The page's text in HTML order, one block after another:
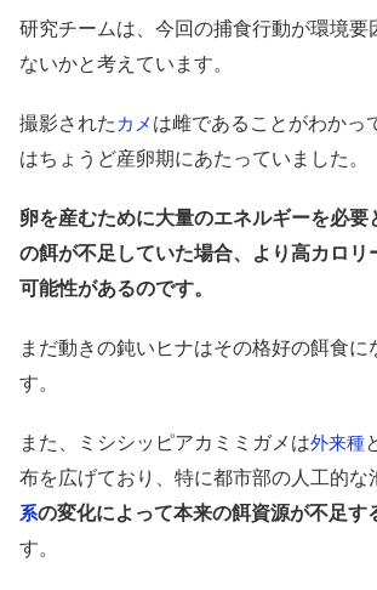
研究チームは、今回の捕食行動が環境要
ないかと考えています。
撮影された カメ は雌であることがわかっ
はちょうど産卵期にあたっていました。
卵を産むために大量のエネルギーを必要
の餌が不足していた場合、より高カロリ
可能性があるのです。
まだ動きの鈍いヒナはその格好の餌食に
す。
また、ミシシッピアカミミガメは外来種
布を広げており、特に都市部の人工的な
系の変化によって本来の餌資源が不足す
す。